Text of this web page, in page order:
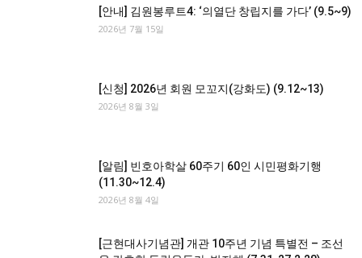
[안내] 김원봉루트4: ‘의열단 창립지를 가다’ (9.5~9)
2026년 7월 15일
[신청] 2026년 회원 모꼬지(강화도) (9.12~13)
2026년 8월 3일
[알림] 빈호아학살 60주기 60인 시민평화기행
(11.30~12.4)
2026년 8월 4일
[근현대사기념관] 개관 10주년 기념 특별전 – 조선